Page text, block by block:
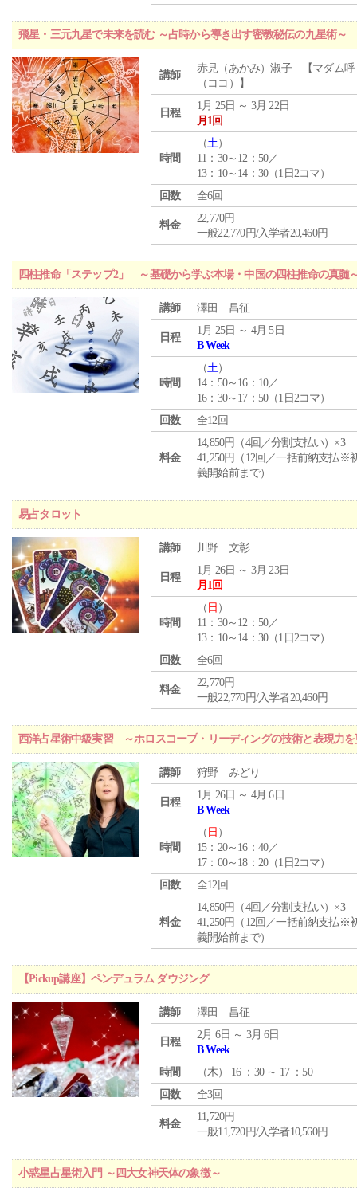
飛星・三元九星で未来を読む ～占時から導き出す密教秘伝の九星術～
講師
赤見（あかみ）淑子 【マダム呼
（ココ）】
日程
1月 25日 ～ 3月 22日
月1回
時間
（土）
11：30～12：50／
13：10～14：30（1日2コマ）
回数
全6回
料金
22,770円
一般22,770円/入学者20,460円
四柱推命「ステップ2」 ～基礎から学ぶ本場・中国の四柱推命の真髄
講師 澤田 昌征
日程
1月 25日 ～ 4月 5日
B Week
時間
（土）
14：50～16：10／
16：30～17：50（1日2コマ）
回数
全12回
料金
14,850円（4回／分割支払い）×3
41,250円（12回／一括前納支払※
義開始前まで）
易占タロット
講師 川野 文彰
日程
1月 26日 ～ 3月 23日
月1回
時間
（ 日 ）
11：30～12：50／
13：10～14：30（1日2コマ）
回数
全6回
料金
22,770円
一般22,770円/入学者20,460円
西洋占星術中級実習 ～ホロスコープ・リーディングの技術と表現力
講師 狩野 みどり
日程
1月 26日 ～ 4月 6日
B Week
時間
（ 日 ）
15：20～16：40／
17：00～18：20（1日2コマ）
回数
全12回
料金
14,850円（4回／分割支払い）×3
41,250円（12回／一括前納支払※
義開始前まで）
【Pickup講座】ペンデュラム ダウジング
講師 澤田 昌征
日程
2月 6日 ～ 3月 6日
B Week
時間
（木） 16 ：30 ～ 17 ：50
回数
全3回
料金
11,720円
一般11,720円/入学者10,560円
小惑星占星術入門 ～四大女神天体の象徴～